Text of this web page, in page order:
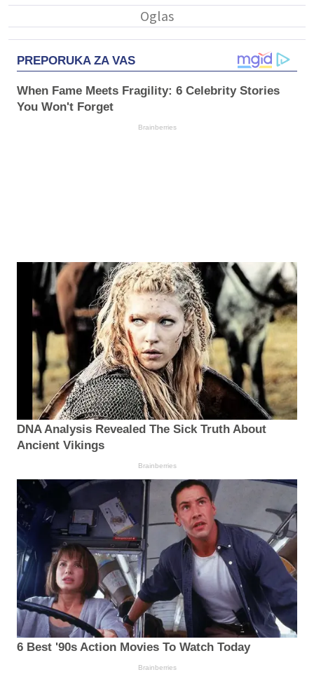
PREPORUKA ZA VAS
When Fame Meets Fragility: 6 Celebrity Stories
You Won't Forget
Brainberries
DNA Analysis Revealed The Sick Truth About
Ancient Vikings
Brainberries
6 Best '90s Action Movies To Watch Today
Brainberries